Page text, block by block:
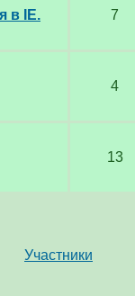
в IE. 7
4
13
Участники